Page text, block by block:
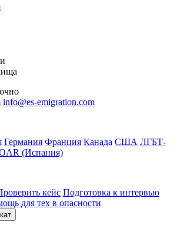
info@es-emigration.com
Германия Франция Канада США ЛГБТ-
(Испания)
кейс Подготовка к интервью
для тех в опасности